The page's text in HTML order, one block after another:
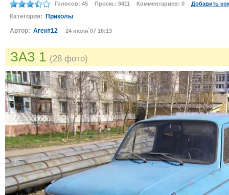
Голосов: 45 Просм.: 9411 Комментариев: 0 Добавить
Категория:
Приколы
Автор: Агент12 24 июля´07 16:13
ЗАЗ 1 (28 фото)